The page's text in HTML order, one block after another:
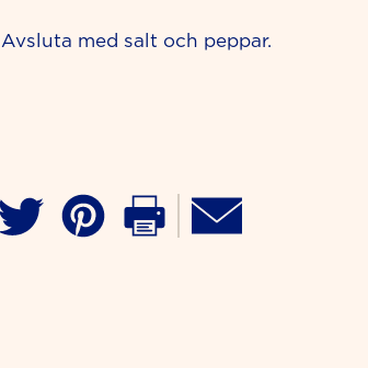
Avsluta med salt och peppar.